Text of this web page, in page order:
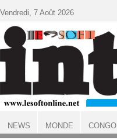
ACCUEIL
Vendredi, 7 Août 2026
NEWS MONDE CONGO